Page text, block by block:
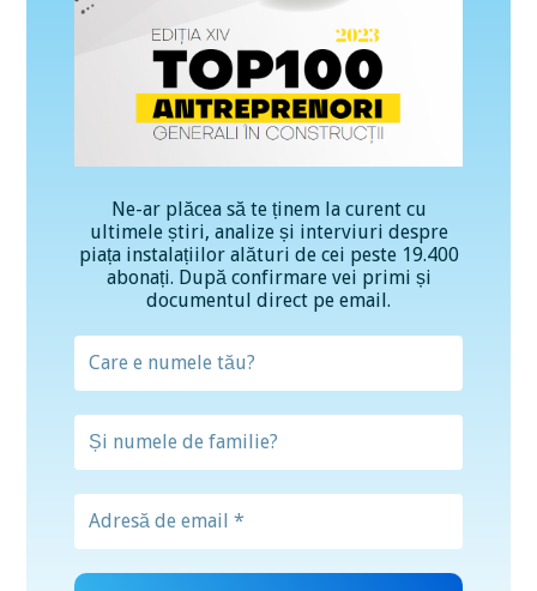
Ne-ar plăcea să te ținem la curent cu
ultimele știri, analize și interviuri despre
piața instalațiilor alături de cei peste 19.400
abonați. După confirmare vei primi și
documentul direct pe email.